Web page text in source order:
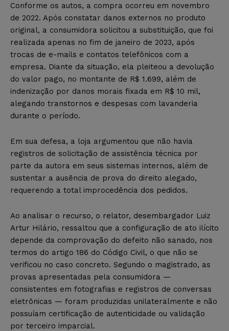
Conforme os autos, a compra ocorreu em novembro
de 2022. Após constatar danos externos no produto
original, a consumidora solicitou a substituição, que foi
realizada apenas no fim de janeiro de 2023, após
trocas de e-mails e contatos telefônicos com a
empresa. Diante da situação, ela pleiteou a devolução
do valor pago, no montante de R$ 1.699, além de
indenização por danos morais fixada em R$ 10 mil,
alegando transtornos e despesas com lavanderia
durante o período.
Em sua defesa, a loja argumentou que não havia
registros de solicitação de assistência técnica por
parte da autora em seus sistemas internos, além de
sustentar a ausência de prova do direito alegado,
requerendo a total improcedência dos pedidos.
Ao analisar o recurso, o relator, desembargador Luiz
Artur Hilário, ressaltou que a configuração de ato ilícito
depende da comprovação do defeito não sanado, nos
termos do artigo 186 do Código Civil, o que não se
verificou no caso concreto. Segundo o magistrado, as
provas apresentadas pela consumidora —
consistentes em fotografias e registros de conversas
eletrônicas — foram produzidas unilateralmente e não
possuíam certificação de autenticidade ou validação
por terceiro imparcial.